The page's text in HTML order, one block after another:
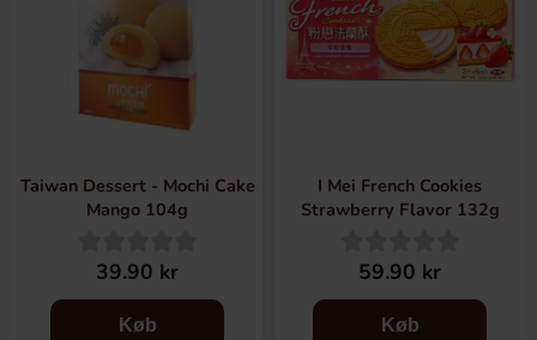
Taiwan Dessert - Mochi Cake
Mango 104g
39.90 kr
Køb
I Mei French Cookies
Strawberry Flavor 132g
59.90 kr
Køb